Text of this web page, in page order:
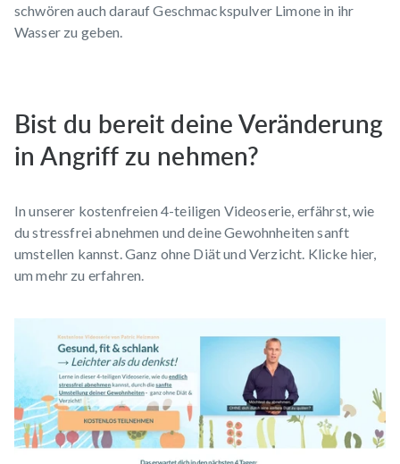
schwören auch daraufGeschmackspulver Limone in ihr
Wasser zu geben.
Bist du bereit deine Veränderung
in Angriff zu nehmen?
In unserer kostenfreien 4-teiligen Videoserie , erfährst, wie
du stressfrei abnehmen und deine Gewohnheiten sanft
umstellen kannst. Ganz ohne Diät und Verzicht. Klicke hier,
um mehr zu erfahren.